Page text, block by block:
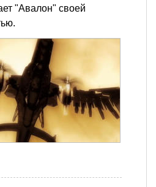
"Авалон" своей